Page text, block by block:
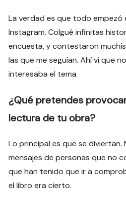
La verdad es que todo empezó
Instagram. Colgué infinitas
encuesta, y contestaron
las que me seguían. Ahí vi que
interesaba el tema.
¿Qué pretendes
lectura de tu obra?
Lo principal es que se
mensajes de personas que no
que han tenido que ir a
el libro era cierto.